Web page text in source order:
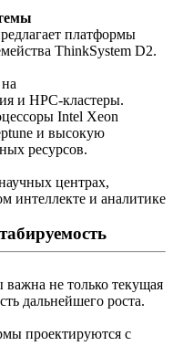
платформы
ThinkSystem D2.
и HPC-кластеры.
Intel Xeon
и высокую
ресурсов.
центрах,
интеллекте и аналитике
не только текущая
дальнейшего роста.
проектируются с